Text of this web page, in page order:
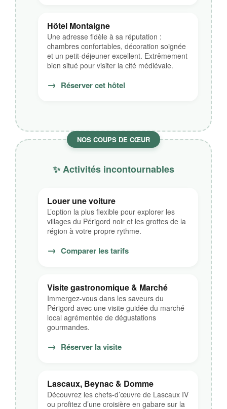
Hôtel Montaigne
Une adresse fidèle à sa réputation :
chambres confortables, décoration soignée
et un petit-déjeuner excellent. Extrêmement
bien situé pour visiter la cité médiévale.
→ Réserver cet hôtel
NOS COUPS DE CŒUR
✨ Activités incontournables
Louer une voiture
L’option la plus flexible pour explorer les
villages du Périgord noir et les grottes de la
région à votre propre rythme.
→ Comparer les tarifs
Visite gastronomique & Marché
Immergez-vous dans les saveurs du
Périgord avec une visite guidée du marché
local agrémentée de dégustations
gourmandes.
→ Réserver la visite
Lascaux, Beynac & Domme
Découvrez les chefs-d’œuvre de Lascaux IV
ou profitez d’une croisière en gabare sur la